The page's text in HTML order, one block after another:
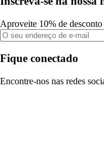
Aproveite 10% de
Fique conectado
Encontre-nos nas redes